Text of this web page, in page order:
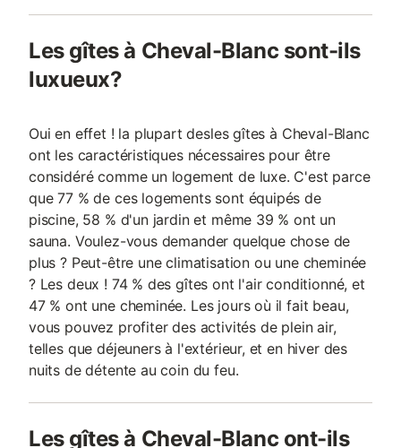
Les gîtes à Cheval-Blanc sont-ils
luxueux?
Oui en effet ! la plupart desles gîtes à Cheval-Blanc
ont les caractéristiques nécessaires pour être
considéré comme un logement de luxe. C'est parce
que 77 % de ces logements sont équipés de
piscine, 58 % d'un jardin et même 39 % ont un
sauna. Voulez-vous demander quelque chose de
plus ? Peut-être une climatisation ou une cheminée
? Les deux ! 74 % des gîtes ont l'air conditionné, et
47 % ont une cheminée. Les jours où il fait beau,
vous pouvez profiter des activités de plein air,
telles que déjeuners à l'extérieur, et en hiver des
nuits de détente au coin du feu.
Les gîtes à Cheval-Blanc ont-ils